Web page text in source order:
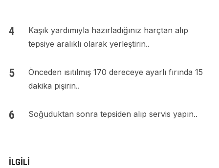
Kaşık yardımıyla hazırladığınız harçtan alıp
tepsiye aralıklı olarak yerleştirin..
Önceden ısıtılmış 170 dereceye ayarlı fırında 15
dakika pişirin..
Soğuduktan sonra tepsiden alıp servis yapın..
İLGILI